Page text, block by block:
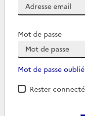
Mot de passe
Mot de passe oublié
Rester connecté